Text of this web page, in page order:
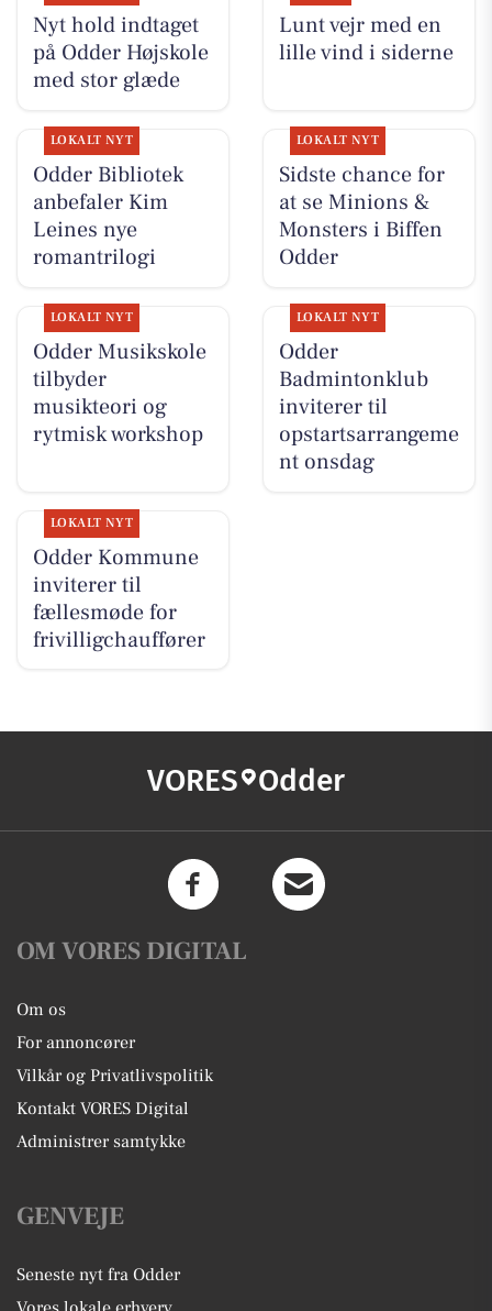
Nyt hold indtaget
på Odder Højskole
med stor glæde
Lunt vejr med en
lille vind i siderne
LOKALT NYT
Odder Bibliotek
anbefaler Kim
Leines nye
romantrilogi
LOKALT NYT
Sidste chance for
at se Minions &
Monsters i Biffen
Odder
LOKALT NYT
Odder Musikskole
tilbyder
musikteori og
rytmisk workshop
LOKALT NYT
Odder
Badmintonklub
inviterer til
opstartsarrangeme
nt onsdag
LOKALT NYT
Odder Kommune
inviterer til
fællesmøde for
frivilligchauffører
VORES Odder
OM VORES DIGITAL
Om os
For annoncører
Vilkår og Privatlivspolitik
Kontakt VORES Digital
Administrer samtykke
GENVEJE
Seneste nyt fra Odder